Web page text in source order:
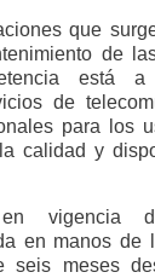
que
de
está
de
para los
calidad y
vigencia
en manos de
seis meses